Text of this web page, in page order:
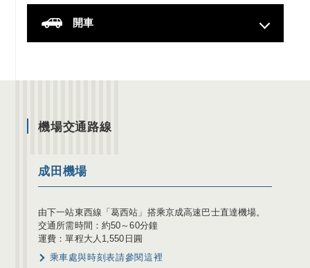
開車
機場交通路線
成田機場
由下一站東西線「葛西站」搭乘京成高速巴士直達機場。
交通所需時間：約50～60分鐘
運費：單程大人1,550日圓
乘車處與時刻表請參閱這裡